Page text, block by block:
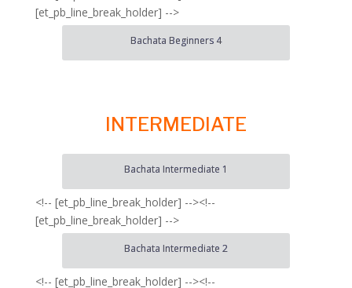
[et_pb_line_break_holder] -->
Bachata Beginners 4
INTERMEDIATE
Bachata Intermediate 1
<!-- [et_pb_line_break_holder] --><!--
[et_pb_line_break_holder] -->
Bachata Intermediate 2
<!-- [et_pb_line_break_holder] --><!--